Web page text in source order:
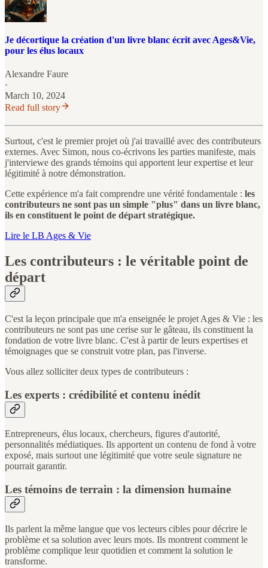
Je décortique la création d'un livre blanc écrit avec Ages&Vie,
pour les élus locaux
Alexandre Faure
·
March 10, 2024
Read full story
Surtout, c'est le premier projet où j'ai travaillé avec des contributeurs
externes. Avec Simon, nous co-écrivons les parties manifeste, mais
j'interviewe des grands témoins qui apportent leur expertise et leur
légitimité à notre démonstration.
Cette expérience m'a fait comprendre une vérité fondamentale : les
contributeurs ne sont pas un simple "plus" dans un livre blanc,
ils en constituent le point de départ stratégique.
Lire le LB Ages & Vie
Les contributeurs : le véritable point de
départ
C'est la leçon principale que m'a enseignée le projet Ages & Vie : les
contributeurs ne sont pas une cerise sur le gâteau, ils constituent la
fondation de votre livre blanc. C'est à partir de leurs expertises et
témoignages que se construit votre plan, pas l'inverse.
Vous allez solliciter deux types de contributeurs :
Les experts : crédibilité et contenu inédit
Entrepreneurs, élus locaux, chercheurs, figures d'autorité,
personnalités médiatiques. Ils apportent un contenu de fond à votre
exposé, mais surtout une légitimité que votre seule signature ne
pourrait garantir.
Les témoins de terrain : la dimension humaine
Ils parlent la même langue que vos lecteurs cibles pour décrire le
problème et sa solution avec leurs mots. Ils montrent comment le
problème complique leur quotidien et comment la solution le
transforme.